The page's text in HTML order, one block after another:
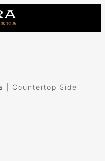
Countertop Side